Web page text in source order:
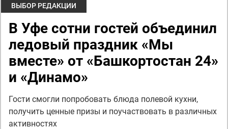
ВЫБОР РЕДАКЦИИ
В Уфе сотни гостей объединил
ледовый праздник «Мы
вместе» от «Башкортостан 24»
и «Динамо»
Гости смогли попробовать блюда полевой кухни,
получить ценные призы и поучаствовать в различных
активностях